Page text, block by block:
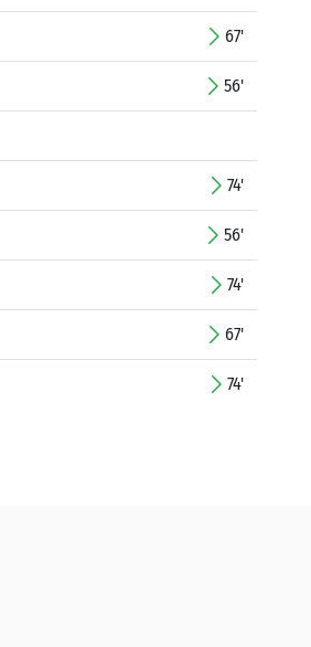
67'
56'
74'
56'
74'
67'
74'